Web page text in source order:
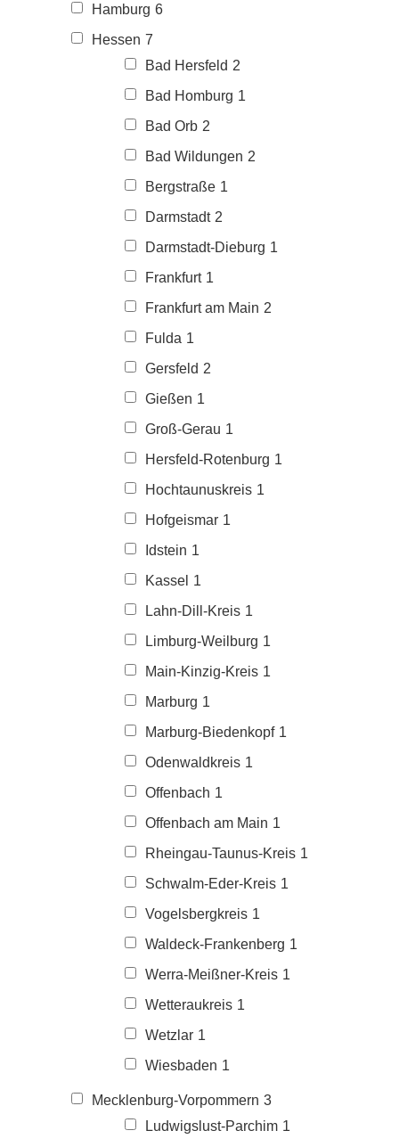
Hamburg 6
Hessen 7
Bad Hersfeld 2
Bad Homburg 1
Bad Orb 2
Bad Wildungen 2
Bergstraße 1
Darmstadt 2
Darmstadt-Dieburg 1
Frankfurt 1
Frankfurt am Main 2
Fulda 1
Gersfeld 2
Gießen 1
Groß-Gerau 1
Hersfeld-Rotenburg 1
Hochtaunuskreis 1
Hofgeismar 1
Idstein 1
Kassel 1
Lahn-Dill-Kreis 1
Limburg-Weilburg 1
Main-Kinzig-Kreis 1
Marburg 1
Marburg-Biedenkopf 1
Odenwaldkreis 1
Offenbach 1
Offenbach am Main 1
Rheingau-Taunus-Kreis 1
Schwalm-Eder-Kreis 1
Vogelsbergkreis 1
Waldeck-Frankenberg 1
Werra-Meißner-Kreis 1
Wetteraukreis 1
Wetzlar 1
Wiesbaden 1
Mecklenburg-Vorpommern 3
Ludwigslust-Parchim 1